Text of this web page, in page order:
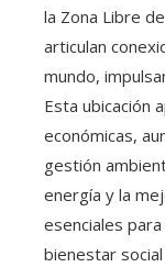
la Zona Libre
articulan
mundo,
Esta ubicación
económicas,
gestión
energía y la
esenciales
bienestar